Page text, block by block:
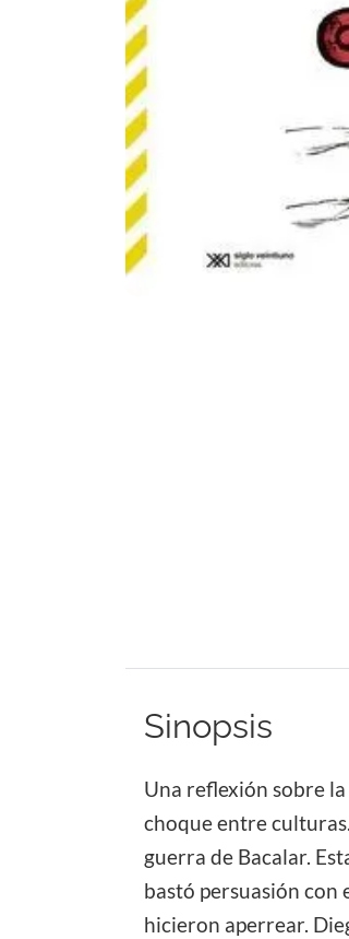
Sinopsis
Una reflexión sobre
choque entre
guerra de Bacalar.
bastó persuasión con
hicieron aperrear.